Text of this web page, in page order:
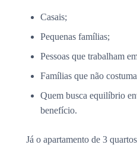
Casais;
Pequenas famílias;
Pessoas que trabalham
Famílias que não
Quem busca equilíbrio
benefício.
Já o apartamento de 3